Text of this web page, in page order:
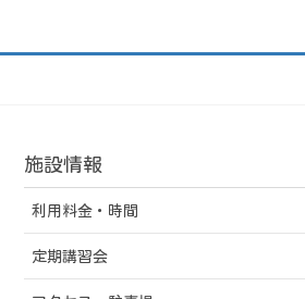
施設情報
利用料金・時間
定期講習会